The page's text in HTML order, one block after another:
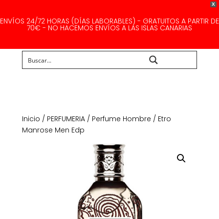
X
ENVÍOS 24/72 HORAS (DÍAS LABORABLES) - GRATUITOS A PARTIR DE
70€ - NO HACEMOS ENVÍOS A LAS ISLAS CANARIAS
Inicio / PERFUMERIA/ Perfume Hombre / Etro
Manrose Men Edp